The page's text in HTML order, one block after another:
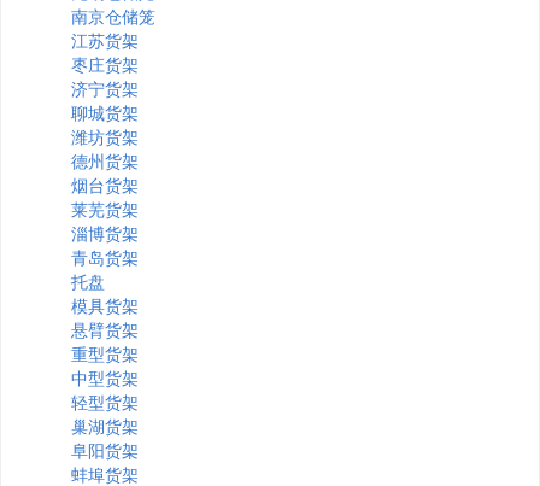
南京仓储笼
江苏货架
枣庄货架
济宁货架
聊城货架
潍坊货架
德州货架
烟台货架
莱芜货架
淄博货架
青岛货架
托盘
模具货架
悬臂货架
重型货架
中型货架
轻型货架
巢湖货架
阜阳货架
蚌埠货架